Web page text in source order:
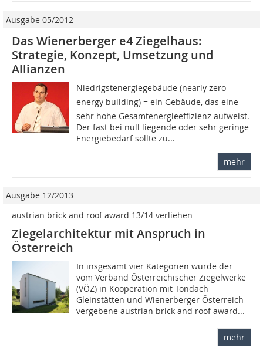
Ausgabe 05/2012
Das Wienerberger e4 Ziegelhaus:
Strategie, Konzept, Umsetzung und
Allianzen
Niedrigstenergiegebäude (nearly zero-
energy building) = ein Gebäude, das eine
sehr hohe Gesamtenergieeffizienz aufweist.
Der fast bei null liegende oder sehr geringe
Energiebedarf sollte zu...
mehr
Ausgabe 12/2013
austrian brick and roof award 13/14 verliehen
Ziegelarchitektur mit Anspruch in
Österreich
In insgesamt vier Kategorien wurde der
vom Verband Österreichischer Ziegelwerke
(VÖZ) in Kooperation mit Tondach
Gleinstätten und Wienerberger Österreich
vergebene austrian brick and roof award...
mehr